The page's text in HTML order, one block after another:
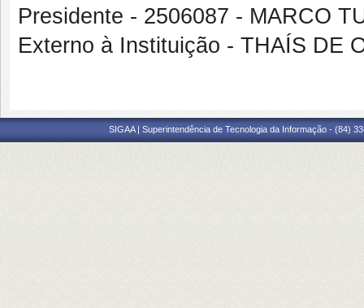
Presidente - 2506087 - MARCO
Externo à Instituição - THAÍS DE
SIGAA | Superintendência de Tecnologia da Informação - (84)